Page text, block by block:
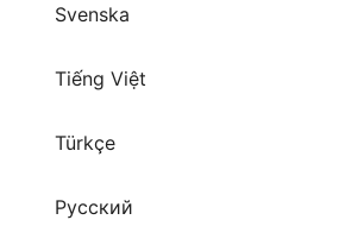
Svenska
Tiếng Việt
Türkçe
Русский